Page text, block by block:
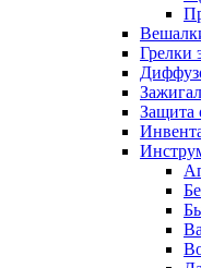
Грелки
Защита